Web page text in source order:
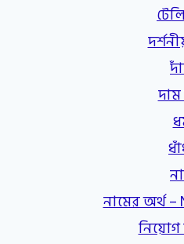
নামের অর্থ
নিয়োগ